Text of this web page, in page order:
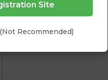
Site
Recommended)